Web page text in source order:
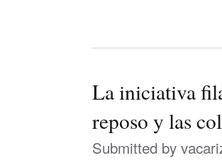
La iniciativa
reposo y las
Submitted by